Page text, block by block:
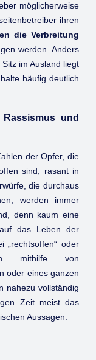
möglicherweise
ihren
die Verbreitung
werden. Anders
im Ausland liegt
häufig deutlich
und
der Opfer, die
sind, rasant in
die durchaus
werden immer
denn kaum eine
das Leben der
„rechtsoffen“ oder
mithilfe von
oder eines ganzen
nahezu vollständig
Zeit meist das
Aussagen.